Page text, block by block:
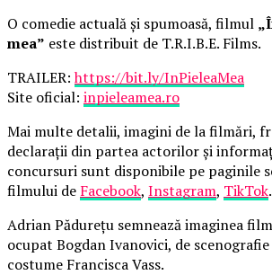
O comedie actuală și spumoasă, filmul
mea” este distribuit de T.R.I.B.E. Films.
TRAILER:https://bit.ly/InPieleaMea
Site oficial: inpieleamea.ro
Mai multe detalii, imagini de la filmări,
declarații din partea actorilor și
concursuri sunt disponibile pe paginile
filmului de Facebook, Instagram, TikTok.
Adrian Pădurețu semnează imaginea
ocupat Bogdan Ivanovici, de
costume Francisca Vass.